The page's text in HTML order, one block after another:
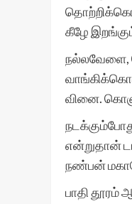
கீழே
நல்லவேளை,
வினை.
என்றுதான்
நண்பன்
பாதி தூரம்